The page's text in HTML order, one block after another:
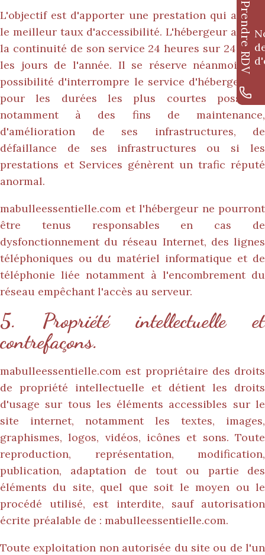
L'objectif est d'apporter une prestation qui assure
le meilleur taux d'accessibilité. L'hébergeur assure
la continuité de son service 24 heures sur 24, tous
les jours de l'année. Il se réserve néanmoins la
possibilité d'interrompre le service d'hébergement
pour les durées les plus courtes possibles
notamment à des fins de maintenance,
d'amélioration de ses infrastructures, de
défaillance de ses infrastructures ou si les
prestations et Services génèrent un trafic réputé
anormal.
mabulleessentielle.com et l'hébergeur ne pourront
être tenus responsables en cas de
dysfonctionnement du réseau Internet, des lignes
téléphoniques ou du matériel informatique et de
téléphonie liée notamment à l'encombrement du
réseau empêchant l'accès au serveur.
5. Propriété intellectuelle et
contrefaçons.
mabulleessentielle.com est propriétaire des droits
de propriété intellectuelle et détient les droits
d'usage sur tous les éléments accessibles sur le
site internet, notamment les textes, images,
graphismes, logos, vidéos, icônes et sons. Toute
reproduction, représentation, modification,
publication, adaptation de tout ou partie des
éléments du site, quel que soit le moyen ou le
procédé utilisé, est interdite, sauf autorisation
écrite préalable de : mabulleessentielle.com.
Toute exploitation non autorisée du site ou de l'un
Prendre RDV